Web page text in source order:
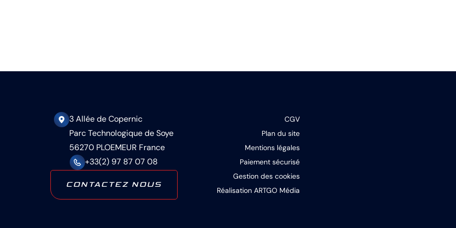
3 Allée de Copernic
Parc Technologique de Soye
56270 PLOEMEUR France
+33(2) 97 87 07 08
CONTACTEZ NOUS
CGV
Plan du site
Mentions légales
Paiement sécurisé
Gestion des cookies
Réalisation ARTGO Média